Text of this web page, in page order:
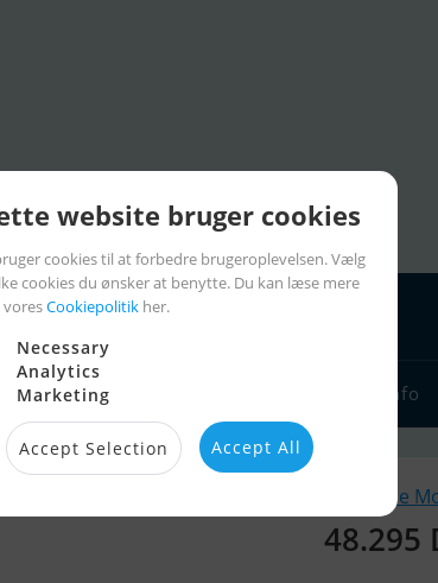
Sejlerlinks Sejlerinfo
Lignende
48.295
website bruger cookies
cookies til at forbedre brugeroplevelsen. Vælg
cookies du ønsker at benytte. Du kan læse mere
Cookiepolitik her.
Necessary
Analytics
Marketing
Accept Selection Accept All